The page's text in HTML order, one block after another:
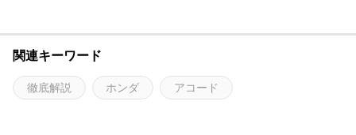
関連キーワード
徹底解説 ホンダ アコード